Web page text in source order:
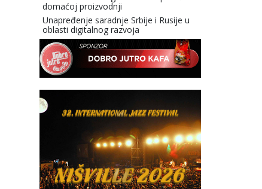
domaćoj proizvodnji
Unapređenje saradnje Srbije i Rusije u
oblasti digitalnog razvoja